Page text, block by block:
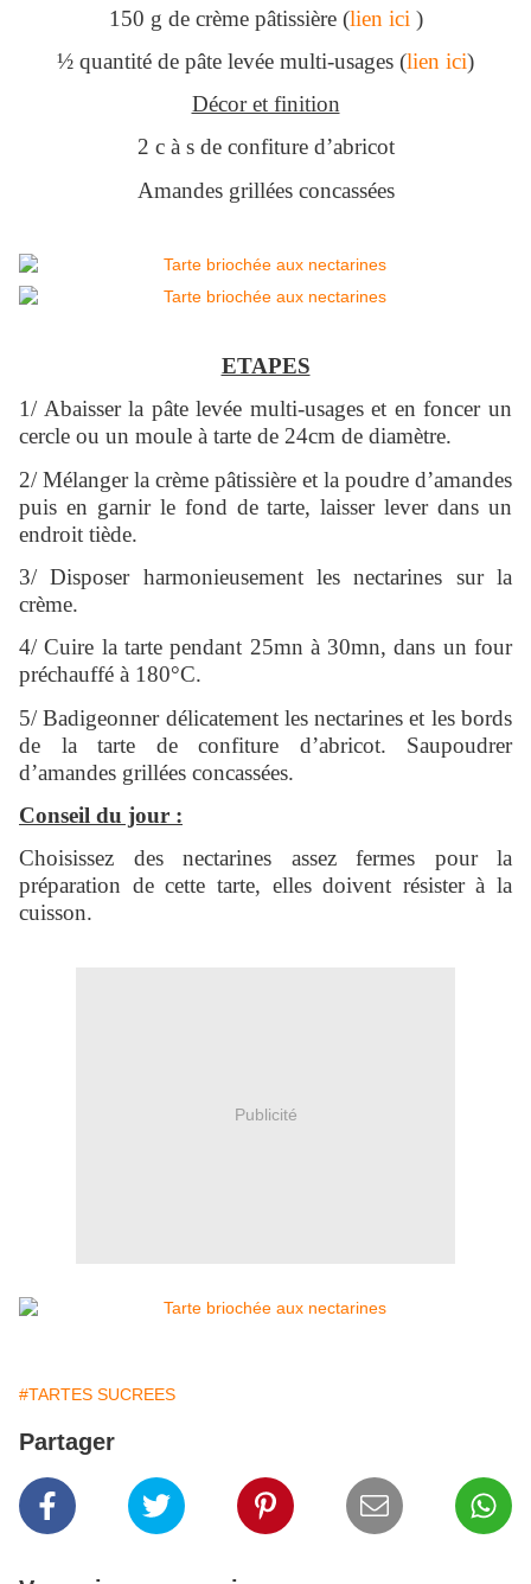
150 g de crème pâtissière (lien ici )
½ quantité de pâte levée multi-usages (lien ici)
Décor et finition
2 c à s de confiture d’abricot
Amandes grillées concassées
ETAPES
1/ Abaisser la pâte levée multi-usages et en foncer un
cercle ou un moule à tarte de 24cm de diamètre.
2/ Mélanger la crème pâtissière et la poudre d’amandes
puis en garnir le fond de tarte, laisser lever dans un
endroit tiède.
3/ Disposer harmonieusement les nectarines sur la
crème.
4/ Cuire la tarte pendant 25mn à 30mn, dans un four
préchauffé à 180°C.
5/ Badigeonner délicatement les nectarines et les bords
de la tarte de confiture d’abricot. Saupoudrer
d’amandes grillées concassées.
Conseil du jour :
Choisissez des nectarines assez fermes pour la
préparation de cette tarte, elles doivent résister à la
cuisson.
Publicité
#TARTES SUCREES
Partager